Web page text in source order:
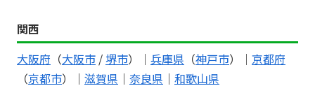
関西
大阪府 （大阪市 / 堺市）｜ 兵庫県 （神戸市）｜ 京都府
（京都市）｜ 滋賀県 ｜ 奈良県 ｜ 和歌山県